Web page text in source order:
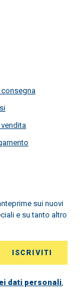
sui nuovi
e su tanto altro
dati personali,